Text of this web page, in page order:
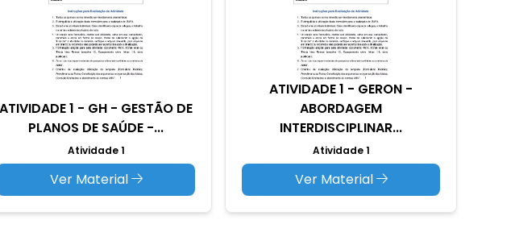
ATIVIDADE 1 - GH - GESTÃO DE
PLANOS DE SAÚDE -...
Atividade 1
Ver Material
ATIVIDADE 1 - GERON -
ABORDAGEM
INTERDISCIPLINAR...
Atividade 1
Ver Material